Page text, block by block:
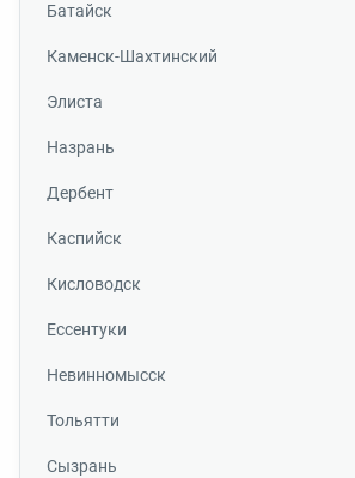
Батайск
Каменск-Шахтинский
Элиста
Назрань
Дербент
Каспийск
Кисловодск
Ессентуки
Невинномысск
Тольятти
Сызрань